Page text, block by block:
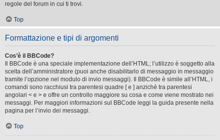
regole del forum in cui ti trovi.
Top
Formattazione e tipi di argomenti
Cos’è il BBCode?
Il BBCode è una speciale implementazione dell’HTML; l’utilizzo è soggetto alla
scelta dell’amministratore (puoi anche disabilitarlo di messaggio in messaggio
tramite l’opzione nel modulo di invio messaggi). Il BBCode è simile all’HTML, i
comandi sono racchiusi tra parentesi quadre [ e ] anziché tra parentesi
angolari < e > e offre un controllo maggiore su cosa e come viene mostrato nei
messaggi. Per maggiori informazioni sul BBCode leggi la guida presente nella
pagina per l’invio dei messaggi.
Top